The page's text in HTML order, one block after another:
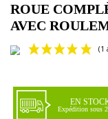
ROUE
AVEC
EN
Expédition sous